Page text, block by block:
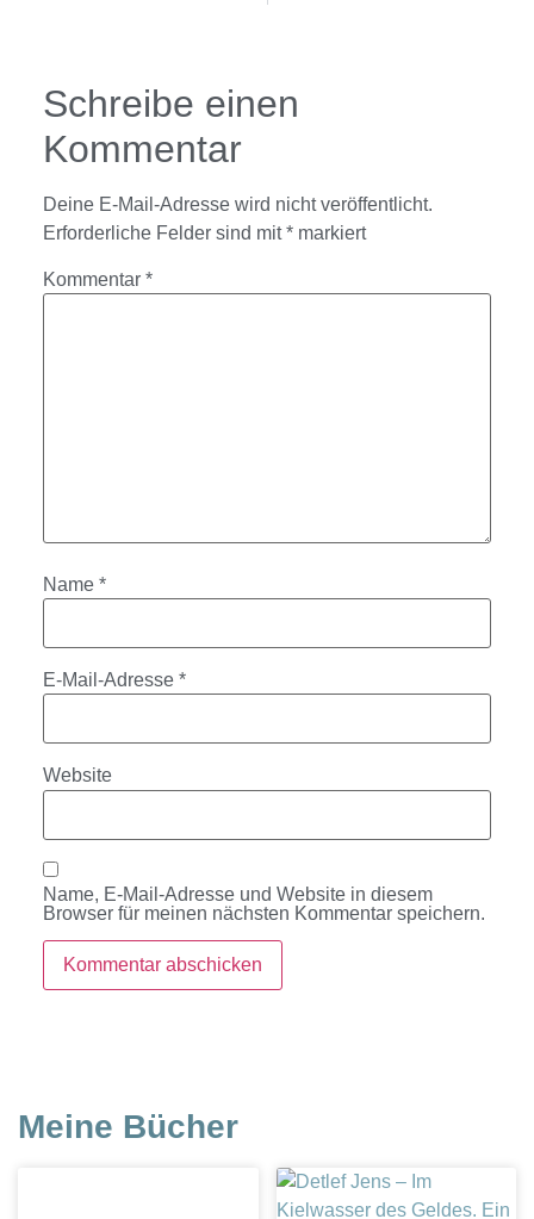
Schreibe einen
Kommentar
Deine E-Mail-Adresse wird nicht veröffentlicht.
Erforderliche Felder sind mit* markiert
Kommentar *
Name *
E-Mail-Adresse *
Website
Name, E-Mail-Adresse und Website in diesem
Browser für meinen nächsten Kommentar speichern.
Meine Bücher